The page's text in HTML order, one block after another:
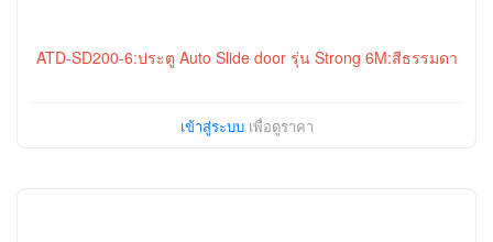
ATD-SD200-6:ประตู Auto Slide door รุ่น Strong 6M:สีธรรมดา
เข้าสู่ระบบเพื่อดูราคา